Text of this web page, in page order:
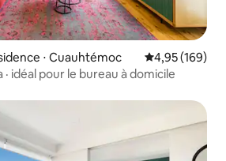
⋅ Cuauhtémoc Évaluation
4,95 (169)
· idéal pour le bureau à domicile